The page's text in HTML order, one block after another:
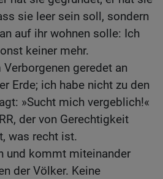
sie leer sein soll, sondern
auf ihr wohnen solle: Ich
keiner mehr.
geredet an
Erde; ich habe nicht zu den
»Sucht mich vergeblich!«
der von Gerechtigkeit
was recht ist.
und kommt miteinander
der Völker. Keine